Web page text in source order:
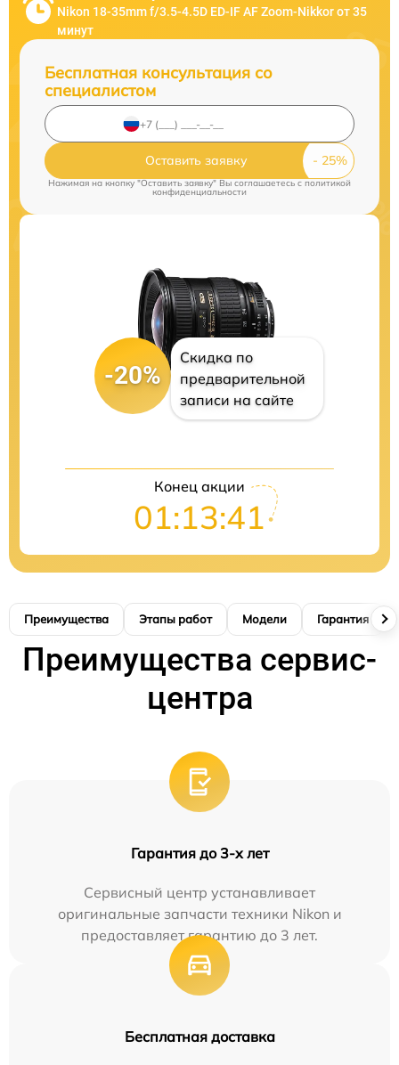
Nikon 18-35mm f/3.5-4.5D ED-IF AF Zoom-Nikkor от 35
минут
Бесплатная консультация со
специалистом
Оставить заявку
Нажимая на кнопку "Оставить заявку" Вы соглашаетесь cполитикой
конфиденциальности
-20%
Скидка по
предварительной
записи на сайте
Конец акции
01:13:40
Преимущества Этапы работ Модели Гарантия
Преимущества сервис-
центра
Гарантия до 3-х лет
Сервисный центр устанавливает
оригинальные запчасти техники Nikon и
предоставляет гарантию до 3 лет.
Бесплатная доставка